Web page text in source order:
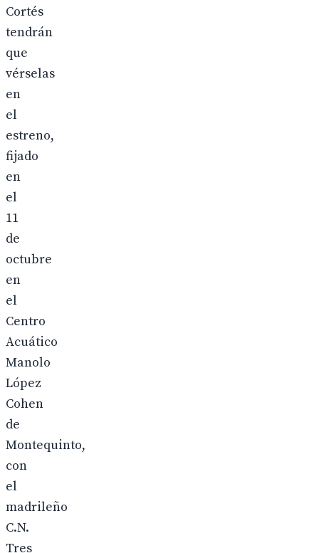
Cortés
tendrán
que
vérselas
en
el
estreno,
fijado
en
el
11
de
octubre
en
el
Centro
Acuático
Manolo
López
Cohen
de
Montequinto,
con
el
madrileño
C.N.
Tres